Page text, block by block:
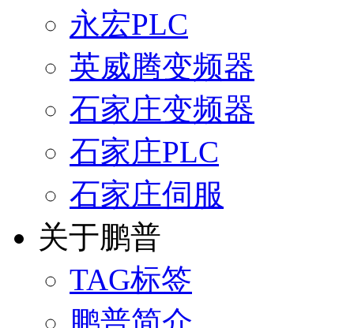
永宏PLC
英威腾变频器
石家庄变频器
石家庄PLC
石家庄伺服
关于鹏普
TAG标签